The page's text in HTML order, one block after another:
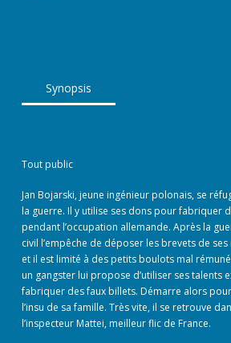
Synopsis
Tout public
Jan Bojarski, jeune ingénieur polonais, se
la guerre. Il y utilise ses dons pour fabriquer
pendant l’occupation allemande. Après la
civil l’empêche de déposer les brevets de
et il est limité à des petits boulots mal
un gangster lui propose d’utiliser ses talents
fabriquer des faux billets. Démarre alors
l’insu de sa famille. Très vite, il se retrouve
l’inspecteur Mattei, meilleur flic de France.